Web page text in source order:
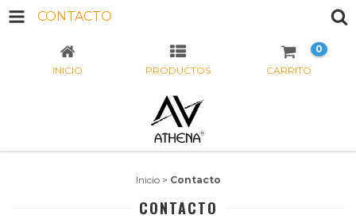
CONTACTO
INICIO PRODUCTOS CARRITO
0
Inicio > Contacto
CONTACTO